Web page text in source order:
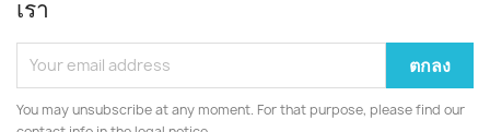
เรา
You may unsubscribe at any moment. For that purpose, please find our